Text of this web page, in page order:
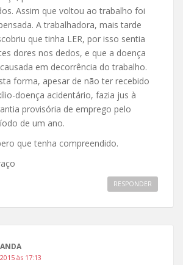
Assim que voltou ao trabalho foi
A trabalhadora, mais tarde
que tinha LER, por isso sentia
dores nos dedos, e que a doença
em decorrência do trabalho.
forma, apesar de não ter recebido
doença acidentário, fazia jus à
provisória de emprego pelo
de um ano.
que tenha compreendido.
RESPONDER
às 17:13